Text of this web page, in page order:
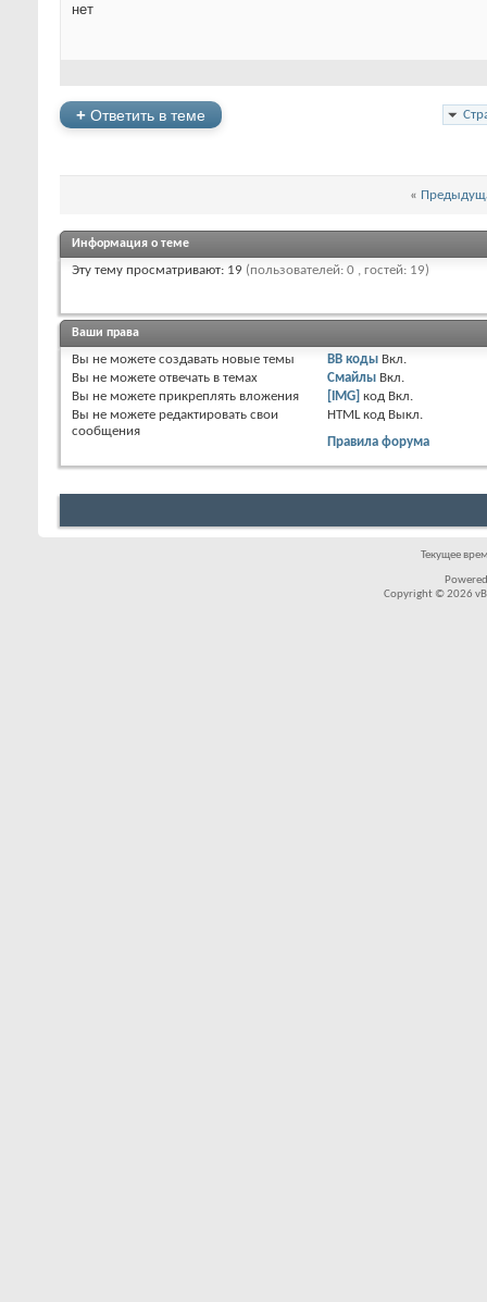
нет
+ Ответить в теме
«
Информация о теме
Эту тему просматривают: 19 (пользователей: 0 , гостей: 19)
Ваши права
Вы не можете создавать новые темы
Вы не можете отвечать в темах
Вы не можете прикреплять вложения
Вы не можете редактировать свои
сообщения
BB коды Вкл.
Смайлы Вкл.
[IMG] код Вкл.
HTML код Выкл.
Правила форума
Текущее
Copyright © 2026